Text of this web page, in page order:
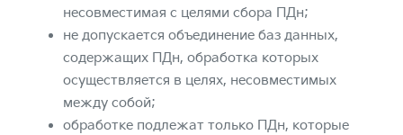
несовместимая с целями сбора ПДн;
не допускается объединение баз данных,
содержащих ПДн, обработка которых
осуществляется в целях, несовместимых
между собой;
обработке подлежат только ПДн, которые